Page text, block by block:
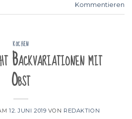
Kommentieren
KOCHEN
Backvariationen mit
Obst
12. JUNI 2019 VON REDAKTION